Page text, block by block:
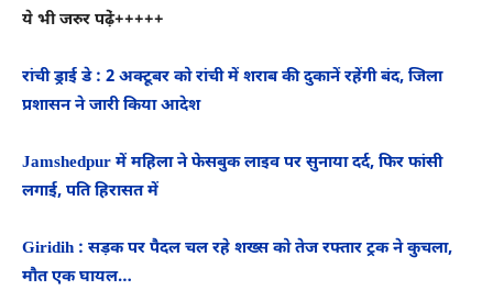
ये भी जरुर पढे़ं+++++
रांची ड्राई डे : 2 अक्टूबर को रांची में शराब की दुकानें रहेंगी बंद, जिला
प्रशासन ने जारी किया आदेश
Jamshedpur में महिला ने फेसबुक लाइव पर सुनाया दर्द, फिर फांसी
लगाई, पति हिरासत में
Giridih : सड़क पर पैदल चल रहे शख्स को तेज रफ्तार ट्रक ने कुचला,
मौत एक घायल…